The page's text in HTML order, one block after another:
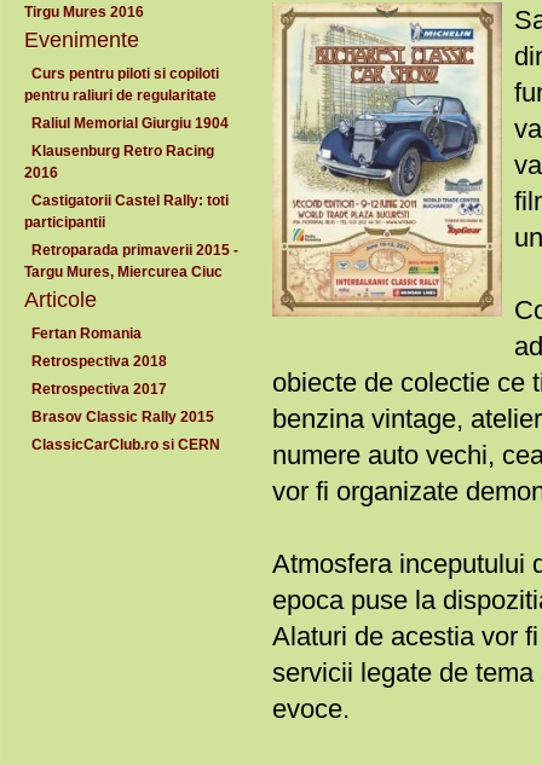
Tirgu Mures 2016
Evenimente
Curs pentru piloti si copiloti
pentru raliuri de regularitate
Raliul Memorial Giurgiu 1904
Klausenburg Retro Racing
2016
Castigatorii Castel Rally: toti
participantii
Retroparada primaverii 2015 -
Targu Mures, Miercurea Ciuc
Articole
Fertan Romania
Retrospectiva 2018
Retrospectiva 2017
Brasov Classic Rally 2015
ClassicCarClub.ro si CERN
obiecte de colectie ce
benzina vintage,
numere auto vechi,
vor fi organizate
Atmosfera inceputului
epoca puse la
Alaturi de acestia vor
servicii legate de
evoce.